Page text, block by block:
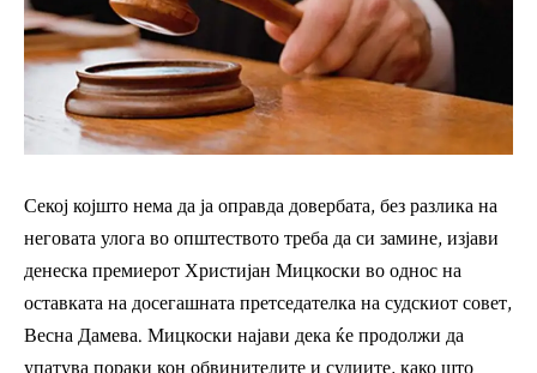
Секој којшто нема да ја оправда довербата, без разлика на
неговата улога во општеството треба да си замине, изјави
денеска премиерот Христијан Мицкоски во однос на
оставката на досегашната претседателка на судскиот совет,
Весна Дамева. Мицкоски најави дека ќе продолжи да